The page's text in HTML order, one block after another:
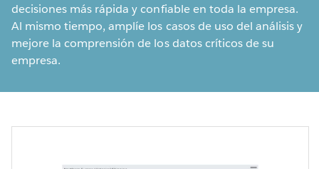
decisiones más rápida y confiable en toda la empresa.
Al mismo tiempo, amplíe los casos de uso del análisis y
mejore la comprensión de los datos críticos de su
empresa.